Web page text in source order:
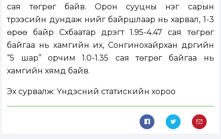
сая төгрөг байв. Орон сууцны нэг сарын
түрээсийн дундаж үнийг байршлаар нь харвал, 1-3
өрөө байр Сүхбаатар дүүрэгт 1.95-4.47 сая төгрөг
байгаа нь хамгийн их, Сонгинохайрхан дүүргийн
“5 шар” орчим 1.0-1.35 сая төгрөг байгаа нь
хамгийн хямд байв.
Эх сурвалж: Үндэсний статискийн хороо